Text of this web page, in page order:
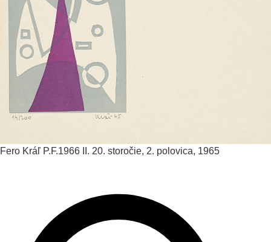
Fero Kráľ P.F.1966 II. 20. storočie, 2. polovica, 1965